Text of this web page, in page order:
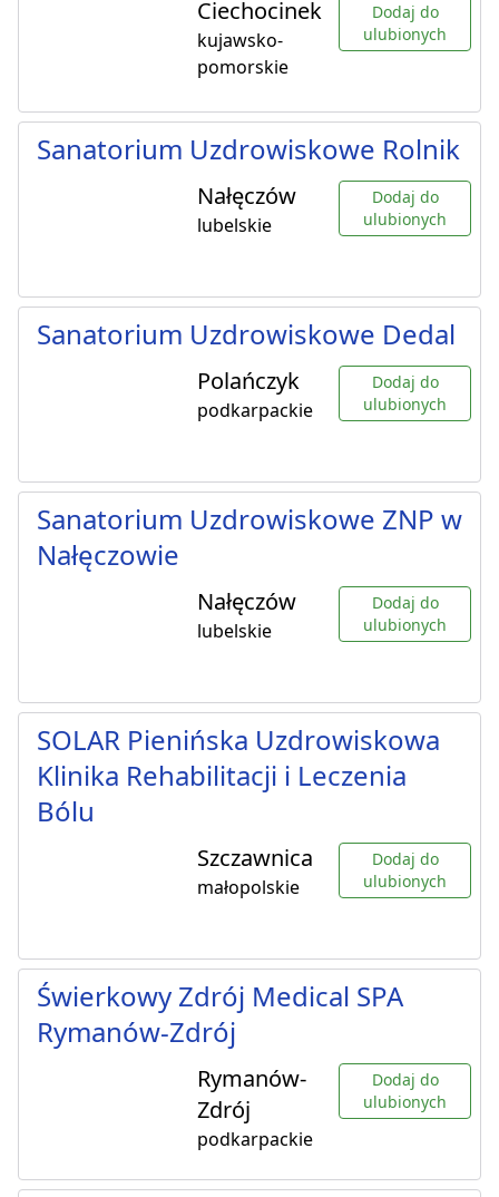
Ciechocinek
kujawsko-
pomorskie
Dodaj do
ulubionych
Sanatorium Uzdrowiskowe Rolnik
Nałęczów
lubelskie
Dodaj do
ulubionych
Sanatorium Uzdrowiskowe Dedal
Polańczyk
podkarpackie
Dodaj do
ulubionych
Sanatorium Uzdrowiskowe ZNP w
Nałęczowie
Nałęczów
lubelskie
Dodaj do
ulubionych
SOLAR Pienińska Uzdrowiskowa
Klinika Rehabilitacji i Leczenia
Bólu
Szczawnica
małopolskie
Dodaj do
ulubionych
Świerkowy Zdrój Medical SPA
Rymanów-Zdrój
Rymanów-
Zdrój
podkarpackie
Dodaj do
ulubionych